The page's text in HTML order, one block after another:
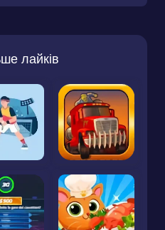
лайків